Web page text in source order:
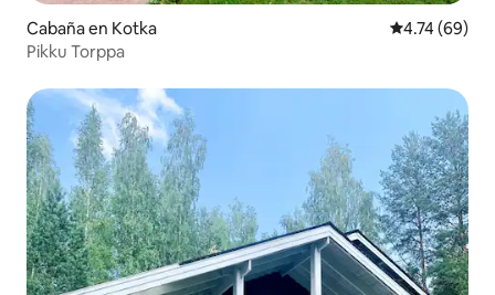
Cabaña en Kotka Calificación
4.74 (69)
Pikku Torppa